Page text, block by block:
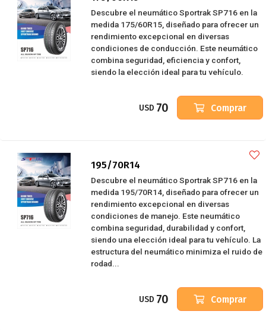
Descubre el neumático Sportrak SP716 en la
medida 175/60R15, diseñado para ofrecer un
rendimiento excepcional en diversas
condiciones de conducción. Este neumático
combina seguridad, eficiencia y confort,
siendo la elección ideal para tu vehículo.
USD 70 Comprar
195/70R14
Descubre el neumático Sportrak SP716 en la
medida 195/70R14, diseñado para ofrecer un
rendimiento excepcional en diversas
condiciones de manejo. Este neumático
combina seguridad, durabilidad y confort,
siendo una elección ideal para tu vehículo. La
estructura del neumático minimiza el ruido de
rodad...
USD 70 Comprar